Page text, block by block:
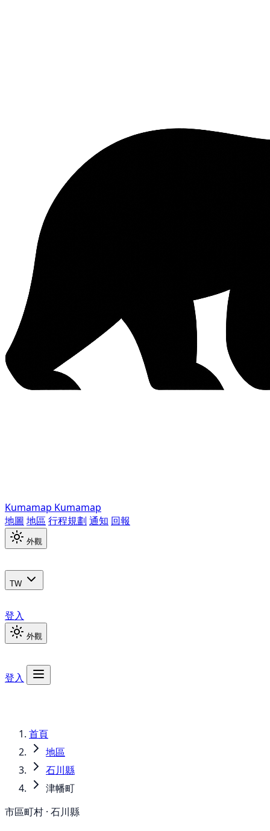
Kumamap Kumamap
地圖 地區 行程規劃 通知 回報
外觀
TW
登入
外觀
登入
首頁
地區
石川縣
津幡町
市區町村 · 石川縣